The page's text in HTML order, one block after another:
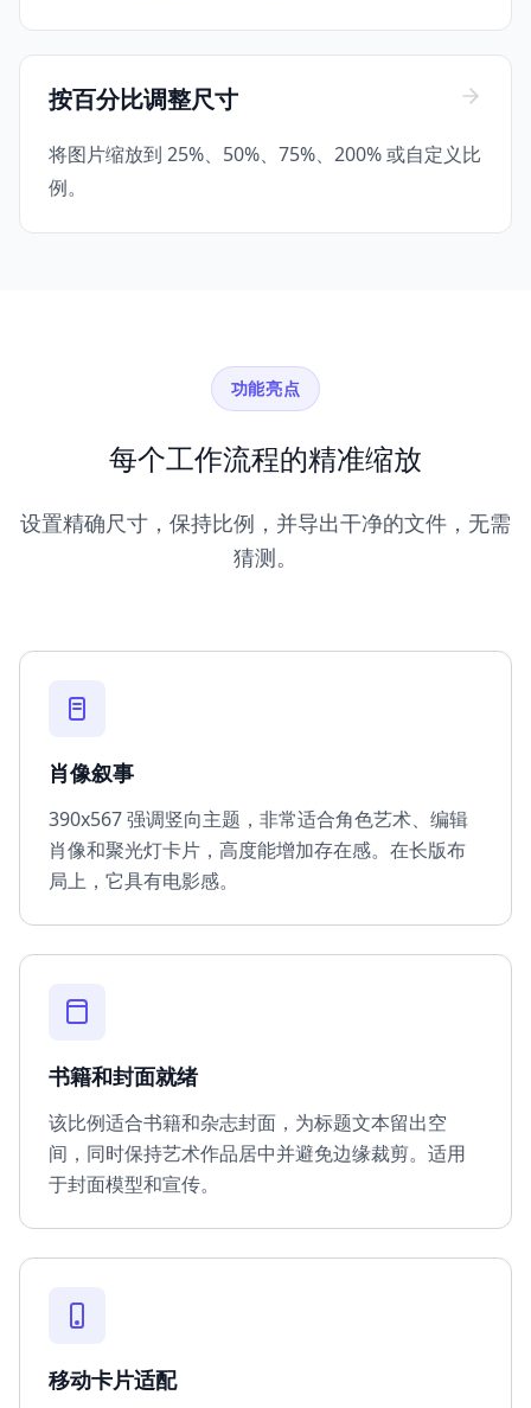
按百分比调整尺寸
将图片缩放到 25%、50%、75%、200% 或自定义比
例。
功能亮点
每个工作流程的精准缩放
设置精确尺寸，保持比例，并导出干净的文件，无需
猜测。
肖像叙事
390x567 强调竖向主题，非常适合角色艺术、编辑
肖像和聚光灯卡片，高度能增加存在感。在长版布
局上，它具有电影感。
书籍和封面就绪
该比例适合书籍和杂志封面，为标题文本留出空
间，同时保持艺术作品居中并避免边缘裁剪。适用
于封面模型和宣传。
移动卡片适配